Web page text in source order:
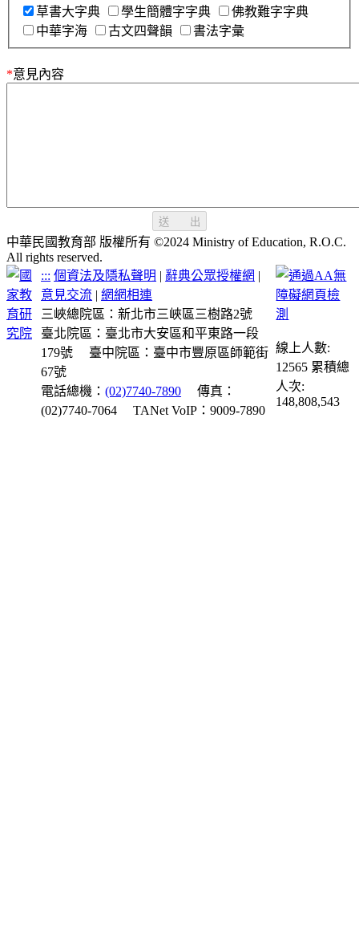
草書大字典
學生簡體字字典
佛教難字字典
中華字海
古文四聲韻 書法字彙
*意見內容
送 出
中華民國教育部 版權所有 ©2024 Ministry of Education, R.O.C.
All rights reserved.
::: 個資法及隱私聲明 | 辭典公眾授權網 |
意見交流 |網網相連
三峽總院區：新北市三峽區三樹路2號
臺北院區：臺北市大安區和平東路一段
179號
臺中院區：臺中市豐原區師範街
67號
電話總機：(02)7740-7890
傳真：
(02)7740-7064
TANet VoIP：9009-7890
線上人數:
12565 累積總
人次:
148,808,543